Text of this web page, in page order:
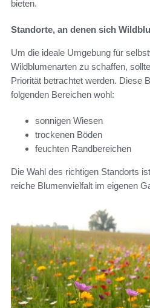
bieten.
Standorte, an denen sich
Um die ideale Umgebung für
Wildblumenarten zu schaffen,
Priorität betrachtet werden. Diese
folgenden Bereichen wohl:
sonnigen Wiesen
trockenen Böden
feuchten Randbereichen
Die Wahl des richtigen Standorts
reiche Blumenvielfalt im eigenen